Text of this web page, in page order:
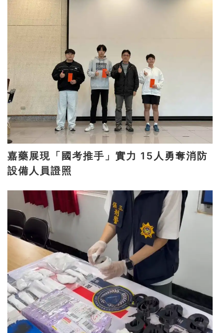
嘉藥展現「國考推手」實力 15人勇奪消防
設備人員證照